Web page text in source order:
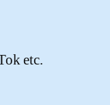
etc.